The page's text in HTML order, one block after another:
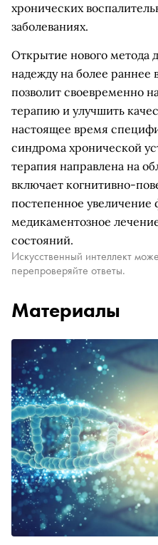
хронических
заболеваниях.
Открытие нового метода
надежду на более раннее
позволит своевременно
терапию и улучшить
настоящее время
синдрома хронической
терапия направлена на
включает когнитивно-
постепенное увеличение
медикаментозное
состояний.
Искусственный интеллект
перепроверяйте ответы.
Материалы